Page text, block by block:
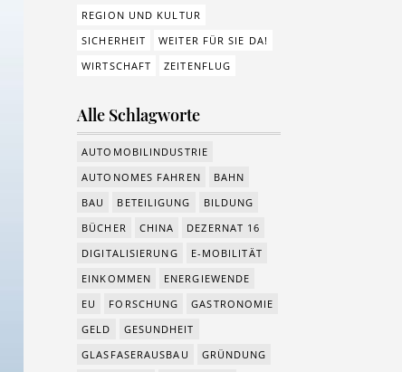
REGION UND KULTUR
SICHERHEIT
WEITER FÜR SIE DA!
WIRTSCHAFT
ZEITENFLUG
Alle Schlagworte
AUTOMOBILINDUSTRIE
AUTONOMES FAHREN
BAHN
BAU
BETEILIGUNG
BILDUNG
BÜCHER
CHINA
DEZERNAT 16
DIGITALISIERUNG
E-MOBILITÄT
EINKOMMEN
ENERGIEWENDE
EU
FORSCHUNG
GASTRONOMIE
GELD
GESUNDHEIT
GLASFASERAUSBAU
GRÜNDUNG